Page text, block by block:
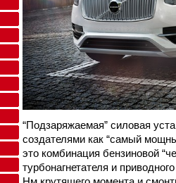
“Подзаряжаемая” силовая
создателями как “самый
это комбинация бензиновой
турбонагнетателя и